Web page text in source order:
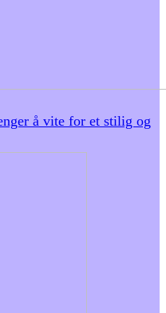
å vite for et stilig og